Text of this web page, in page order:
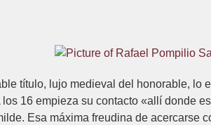
título, lujo medieval del honorable,
16 empieza su contacto «allí donde
Esa máxima freudina de acercarse